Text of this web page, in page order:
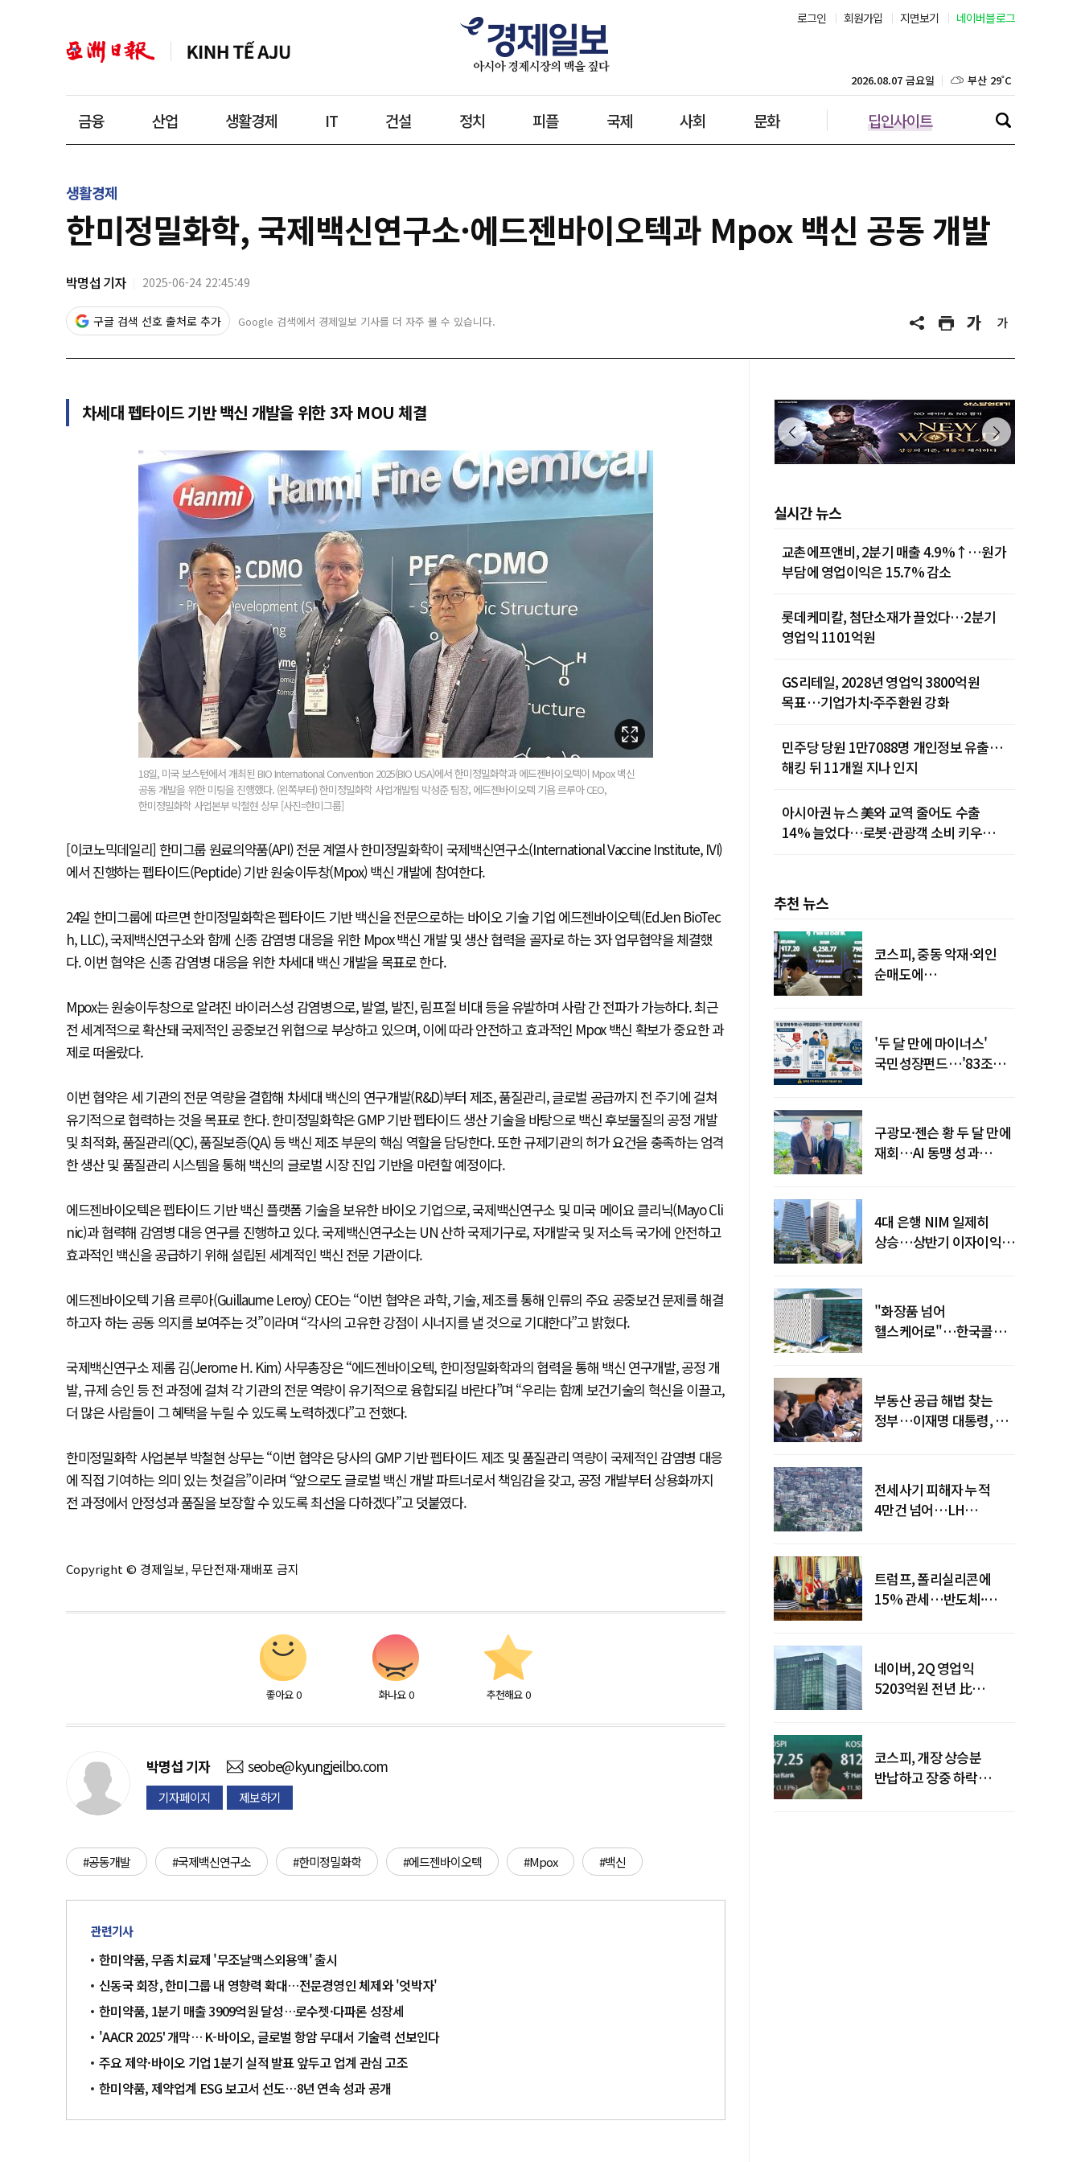
로그인 회원가입 지면보기 네이버블로그
금융 산업 생활경제 IT 건설 정치 피플 국제 사회 문화 딥인사이트
2026.08.07 금요일 대구 30˚C
인천 31˚C
울산 28˚C
제주 29˚C
생활경제
한미정밀화학, 국제백신연구소·에드젠바이오텍과 Mpox 백신 공동 개발
박명섭 기자 2025-06-24 22:45:49
구글 검색 선호 출처로 추가 Google 검색에서 경제일보 기사를 더 자주 볼 수 있습니다.
차세대 펩타이드 기반 백신 개발을 위한 3자 MOU 체결
18일, 미국 보스턴에서 개최된 BIO International Convention 2025(BIO USA)에서 한미정밀화학과 에드젠바이오텍이 Mpox 백신
공동 개발을 위한 미팅을 진행했다. (왼쪽부터) 한미정밀화학 사업개발팀 박성준 팀장, 에드젠바이오텍 기욤 르루아 CEO,
한미정밀화학 사업본부 박철현 상무 [사진=한미그룹]
[이코노믹데일리] 한미그룹 원료의약품(API) 전문 계열사 한미정밀화학이 국제백신연구소(International Vaccine Institute, IVI)
에서 진행하는 펩타이드(Peptide) 기반 원숭이두창(Mpox) 백신 개발에 참여한다.
24일 한미그룹에 따르면 한미정밀화학은 펩타이드 기반 백신을 전문으로하는 바이오 기술 기업 에드젠바이오텍(EdJen BioTec
h, LLC), 국제백신연구소와 함께 신종 감염병 대응을 위한 Mpox 백신 개발 및 생산 협력을 골자로 하는 3자 업무협약을 체결했
다. 이번 협약은 신종 감염병 대응을 위한 차세대 백신 개발을 목표로 한다.
Mpox는 원숭이두창으로 알려진 바이러스성 감염병으로, 발열, 발진, 림프절 비대 등을 유발하며 사람 간 전파가 가능하다. 최근
전 세계적으로 확산돼 국제적인 공중보건 위협으로 부상하고 있으며, 이에 따라 안전하고 효과적인 Mpox 백신 확보가 중요한 과
제로 떠올랐다.
이번 협약은 세 기관의 전문 역량을 결합해 차세대 백신의 연구개발(R&D)부터 제조, 품질관리, 글로벌 공급까지 전 주기에 걸쳐
유기적으로 협력하는 것을 목표로 한다. 한미정밀화학은 GMP 기반 펩타이드 생산 기술을 바탕으로 백신 후보물질의 공정 개발
및 최적화, 품질관리(QC), 품질보증(QA) 등 백신 제조 부문의 핵심 역할을 담당한다. 또한 규제기관의 허가 요건을 충족하는 엄격
한 생산 및 품질관리 시스템을 통해 백신의 글로벌 시장 진입 기반을 마련할 예정이다.
에드젠바이오텍은 펩타이드 기반 백신 플랫폼 기술을 보유한 바이오 기업으로, 국제백신연구소 및 미국 메이요 클리닉(Mayo Cli
nic)과 협력해 감염병 대응 연구를 진행하고 있다. 국제백신연구소는 UN 산하 국제기구로, 저개발국 및 저소득 국가에 안전하고
효과적인 백신을 공급하기 위해 설립된 세계적인 백신 전문 기관이다.
에드젠바이오텍 기욤 르루아(Guillaume Leroy) CEO는 “이번 협약은 과학, 기술, 제조를 통해 인류의 주요 공중보건 문제를 해결
하고자 하는 공동 의지를 보여주는 것”이라며 “각사의 고유한 강점이 시너지를 낼 것으로 기대한다”고 밝혔다.
국제백신연구소 제롬 김(Jerome H. Kim) 사무총장은 “에드젠바이오텍, 한미정밀화학과의 협력을 통해 백신 연구개발, 공정 개
발, 규제 승인 등 전 과정에 걸쳐 각 기관의 전문 역량이 유기적으로 융합되길 바란다”며 “우리는 함께 보건기술의 혁신을 이끌고,
더 많은 사람들이 그 혜택을 누릴 수 있도록 노력하겠다”고 전했다.
한미정밀화학 사업본부 박철현 상무는 “이번 협약은 당사의 GMP 기반 펩타이드 제조 및 품질관리 역량이 국제적인 감염병 대응
에 직접 기여하는 의미 있는 첫걸음”이라며 “앞으로도 글로벌 백신 개발 파트너로서 책임감을 갖고, 공정 개발부터 상용화까지
전 과정에서 안정성과 품질을 보장할 수 있도록 최선을 다하겠다”고 덧붙였다.
Copyright © 경제일보, 무단전재·재배포 금지
좋아요 0 화나요 0 추천해요 0
박명섭 기자 seobe@kyungjeilbo.com
기자페이지 제보하기
#공동개발 #국제백신연구소 #한미정밀화학 #에드젠바이오텍 #Mpox #백신
관련기사
한미약품, 무좀 치료제 '무조날맥스외용액' 출시
신동국 회장, 한미그룹 내 영향력 확대…전문경영인 체제와 '엇박자'
한미약품, 1분기 매출 3909억원 달성…로수젯·다파론 성장세
'AACR 2025' 개막… K-바이오, 글로벌 항암 무대서 기술력 선보인다
주요 제약·바이오 기업 1분기 실적 발표 앞두고 업계 관심 고조
한미약품, 제약업계 ESG 보고서 선도…8년 연속 성과 공개
실시간 뉴스
교촌에프앤비, 2분기 매출 4.9%↑…원가
부담에 영업이익은 15.7% 감소
롯데케미칼, 첨단소재가 끌었다…2분기
영업익 1101억원
GS리테일, 2028년 영업익 3800억원
목표…기업가치·주주환원 강화
민주당 당원 1만7088명 개인정보 유출…
해킹 뒤 11개월 지나 인지
아시아권 뉴스 美와 교역 줄어도 수출
14% 늘었다…로봇·관광객 소비 키우는
추천 뉴스
코스피, 중동 악재·외인
순매도에
'두 달 만에 마이너스'
국민성장펀드…'83조
구광모·젠슨 황 두 달 만에
재회…AI 동맹 성과
4대 은행 NIM 일제히
상승…상반기 이자이익
"화장품 넘어
헬스케어로"…한국콜마,
부동산 공급 해법 찾는
정부…이재명 대통령, 2차
전세사기 피해자 누적
4만건 넘어…LH
트럼프, 폴리실리콘에
15% 관세…반도체·
네이버, 2Q 영업익
5203억원 전년 比
코스피, 개장 상승분
반납하고 장중 하락